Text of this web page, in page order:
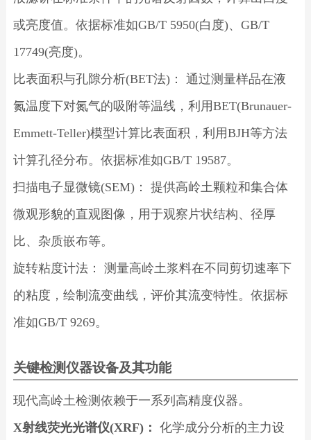
或亮度值。依据标准如GB/T 5950(白度)、GB/T
17749(亮度)。
比表面积与孔隙分析(BET法)： 通过测量样品在液
氮温度下对氮气的吸附等温线，利用BET(Brunauer-
Emmett-Teller)模型计算比表面积，利用BJH等方法
计算孔径分布。依据标准如GB/T 19587。
扫描电子显微镜(SEM)： 提供高岭土颗粒和集合体
微观形貌的直观图像，用于观察片状结构、径厚
比、杂质嵌布等。
旋转粘度计法： 测量高岭土浆料在不同剪切速率下
的粘度，绘制流变曲线，评价其流变特性。依据标
准如GB/T 9269。
关键检测仪器设备及其功能
现代高岭土检测依赖于一系列高精度仪器。
X射线荧光光谱仪(XRF)： 化学成分分析的主力设